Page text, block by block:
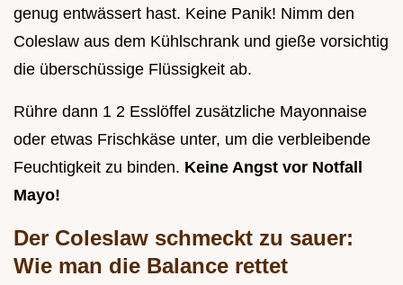
genug entwässert hast. Keine Panik! Nimm den
Coleslaw aus dem Kühlschrank und gieße vorsichtig
die überschüssige Flüssigkeit ab.
Rühre dann 1 2 Esslöffel zusätzliche Mayonnaise
oder etwas Frischkäse unter, um die verbleibende
Feuchtigkeit zu binden. Keine Angst vor Notfall
Mayo!
Der Coleslaw schmeckt zu sauer:
Wie man die Balance rettet